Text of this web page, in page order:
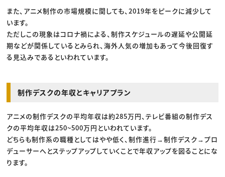
また、アニメ制作の市場規模に関しても、2019年をピークに減少して
います。
ただしこの現象はコロナ禍による、制作スケジュールの遅延や公開延
期などが関係しているとみられ、海外人気の増加もあって今後回復す
る見込みであるといわれています。
制作デスクの年収とキャリアプラン
アニメの制作デスクの平均年収は約285万円、テレビ番組の制作デス
クの平均年収は250~500万円といわれています。
どちらも制作系の職種としてはやや低く、制作進行→制作デスク→プロ
デューサーへとステップアップしていくことで年収アップを図ることにな
ります。